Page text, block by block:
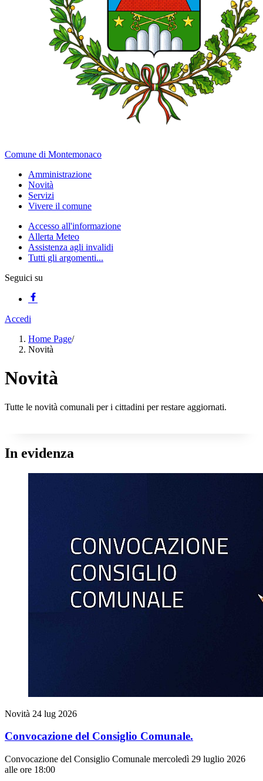
Comune di Montemonaco
Amministrazione
Novità
Servizi
Vivere il comune
Accesso all'informazione
Allerta Meteo
Assistenza agli invalidi
Tutti gli argomenti...
Seguici su
Accedi
Home Page/
Novità
Novità
Tutte le novità comunali per i cittadini per restare aggiornati.
In evidenza
Novità 24 lug 2026
Convocazione del Consiglio Comunale.
Convocazione del Consiglio Comunale mercoledì 29 luglio 2026
alle ore 18:00